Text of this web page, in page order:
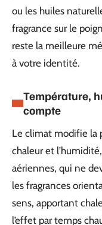
ou les huiles
fragrance sur le
reste la meilleure
à votre identité.
Température,
compte
Le climat modifie la
chaleur et
aériennes, qui ne
les fragrances
sens, apportant
l’effet par temps